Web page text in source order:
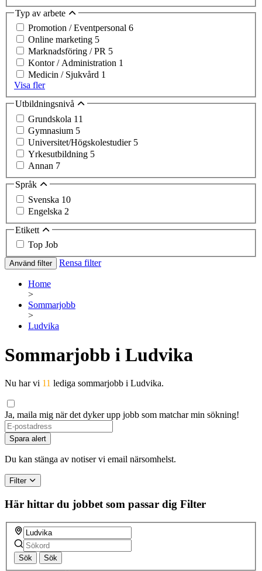
Typ av arbete
Promotion / Eventpersonal 6
Online marketing 5
Marknadsföring / PR 5
Kontor / Administration 1
Medicin / Sjukvård 1
Visa fler
Utbildningsnivå
Grundskola 11
Gymnasium 5
Universitet/Högskolestudier 5
Yrkesutbildning 5
Annan 7
Språk
Svenska 10
Engelska 2
Etikett
Top Job
Använd filter Rensa filter
Home
>
Sommarjobb
>
Ludvika
Sommarjobb i Ludvika
Nu har vi 11 lediga sommarjobb i Ludvika.
Ja, maila mig när det dyker upp jobb som matchar min sökning!
Spara alert
Du kan stänga av notiser vi email närsomhelst.
Filter
Här hittar du jobbet som passar dig Filter
Sök Sök